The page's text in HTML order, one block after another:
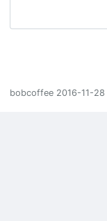
bobcoffee 2016-11-